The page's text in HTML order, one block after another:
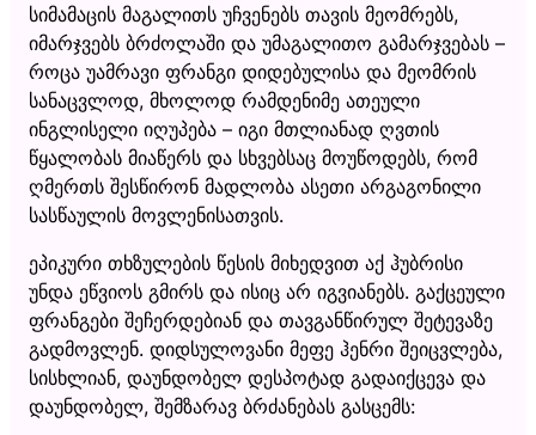
სიმამაცის მაგალითს უჩვენებს თავის მეომრებს,
იმარჯვებს ბრძოლაში და უმაგალითო გამარჯვებას –
როცა უამრავი ფრანგი დიდებულისა და მეომრის
სანაცვლოდ, მხოლოდ რამდენიმე ათეული
ინგლისელი იღუპება – იგი მთლიანად ღვთის
წყალობას მიაწერს და სხვებსაც მოუწოდებს, რომ
ღმერთს შესწირონ მადლობა ასეთი არგაგონილი
სასწაულის მოვლენისათვის.
ეპიკური თხზულების წესის მიხედვით აქ ჰუბრისი
უნდა ეწვიოს გმირს და ისიც არ იგვიანებს. გაქცეული
ფრანგები შეჩერდებიან და თავგანწირულ შეტევაზე
გადმოვლენ. დიდსულოვანი მეფე ჰენრი შეიცვლება,
სისხლიან, დაუნდობელ დესპოტად გადაიქცევა და
დაუნდობელ, შემზარავ ბრძანებას გასცემს: